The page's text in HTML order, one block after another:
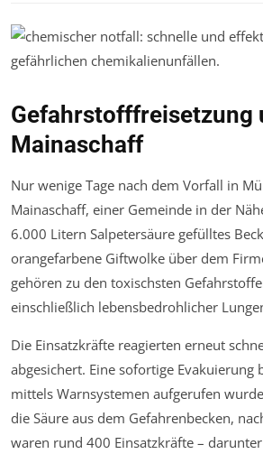
Gefahrstofffreisetzung
Mainaschaff
Nur wenige Tage nach dem Vorfall in
Mainaschaff, einer Gemeinde in der
6.000 Litern Salpetersäure gefülltes
orangefarbene Giftwolke über dem
gehören zu den toxischsten
einschließlich lebensbedrohlicher
Die Einsatzkräfte reagierten erneut
abgesichert. Eine sofortige
mittels Warnsystemen aufgerufen
die Säure aus dem Gefahrenbecken,
waren rund 400 Einsatzkräfte –